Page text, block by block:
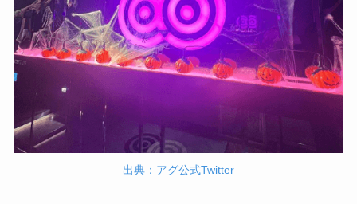
出典：アグ公式Twitter